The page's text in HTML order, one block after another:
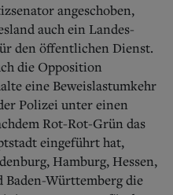
angeschoben,
auch ein Landes-
den öffentlichen Dienst.
die Opposition
eine Beweislastumkehr
Polizei unter einen
Rot-Rot-Grün das
eingeführt hat,
Hamburg, Hessen,
Baden-Württemberg die